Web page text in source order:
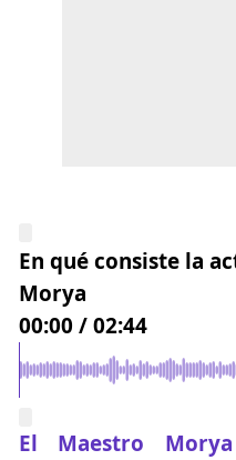
En qué consiste la
Morya
00:00 /02:44
El Maestro